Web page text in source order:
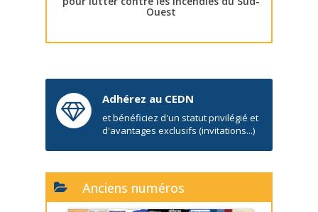
Ouest
Adhérez au CEDN
et bénéficiez d'un statut privilégié et
d'avantages exclusifs (invitations...)
Anciens numéros